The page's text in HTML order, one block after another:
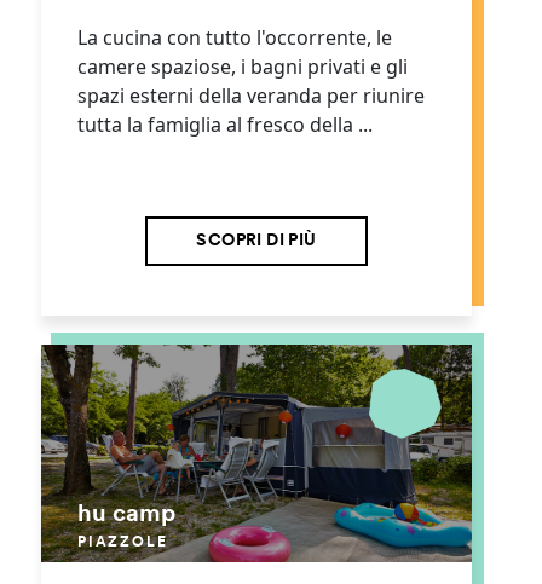
La cucina con tutto l'occorrente, le
camere spaziose, i bagni privati e gli
spazi esterni della veranda per riunire
tutta la famiglia al fresco della ...
SCOPRI DI PIÙ
hu camp
PIAZZOLE